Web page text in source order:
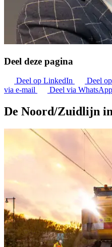
Deel deze pagina
Deel op LinkedIn Deel
via e-mail
Deel via WhatsApp
De Noord/Zuidlijn